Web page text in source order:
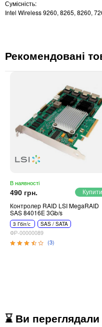
Сумісність:
Intel Wireless 9260, 8265, 8260,
Рекомендовані
В наявності
490 грн.
Контролер RAID LSI MegaRAID
SAS 84016E 3Gb/s
3 Гбіт/с SAS / SATA
ФР-00000089
(3)
⌛ Ви переглядали